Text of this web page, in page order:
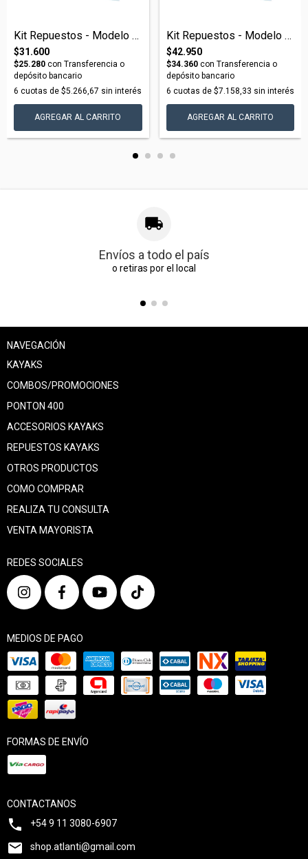
Kit Repuestos - Modelo K1
$31.600
$25.280 con Transferencia o
depósito bancario
6 cuotas de $5.266,67 sin interés
Kit Repuestos - Modelo Triplo
$42.950
$34.360 con Transferencia o
depósito bancario
6 cuotas de $7.158,33 sin interés
Envíos a todo el país
o retiras por el local
NAVEGACIÓN
KAYAKS
COMBOS/PROMOCIONES
PONTON 400
ACCESORIOS KAYAKS
REPUESTOS KAYAKS
OTROS PRODUCTOS
COMO COMPRAR
REALIZA TU CONSULTA
VENTA MAYORISTA
REDES SOCIALES
MEDIOS DE PAGO
FORMAS DE ENVÍO
CONTACTANOS
+54 9 11 3080-6907
shop.atlanti@gmail.com